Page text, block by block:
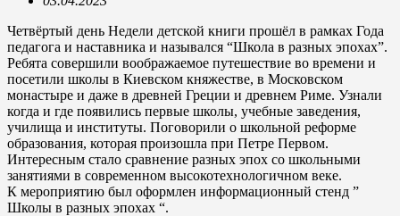
Четвёртый день Недели детской книги прошёл в рамках Года
педагога и наставника и назывался “Школа в разных эпохах”.
Ребята совершили воображаемое путешествие во времени и
посетили школы в Киевском княжестве, в Московском
монастыре и даже в древней Греции и древнем Риме. Узнали
когда и где появились первые школы, учебные заведения,
училища и институты. Поговорили о школьной реформе
образования, которая произошла при Петре Первом.
Интересным стало сравнение разных эпох со школьными
занятиями в современном высокотехнологичном веке.
К мероприятию был оформлен информационный стенд ”
Школы в разных эпохах “.